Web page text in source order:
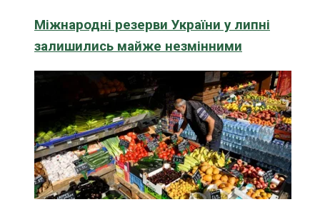
Міжнародні резерви України у липні
залишились майже незмінними